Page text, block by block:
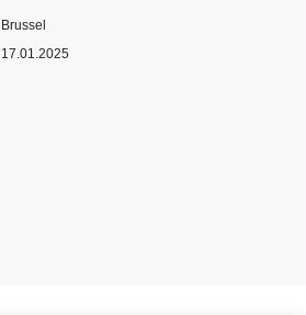
Plaats
Brussel
17.01.2025